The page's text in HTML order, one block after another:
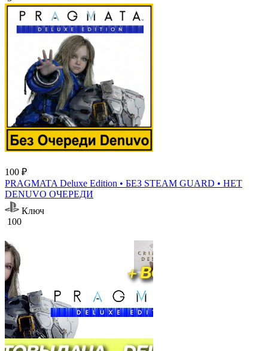
100 ₽
PRAGMATA Deluxe Edition • БЕЗ STEAM GUARD • НЕТ
DENUVO ОЧЕРЕДИ
Ключ
100